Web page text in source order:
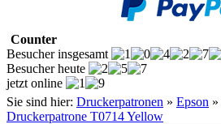
Counter
Besucher insgesamt
Besucher heute
jetzt online
Sie sind hier: Druckerpatronen » Epson »
Druckerpatrone T0714 Yellow